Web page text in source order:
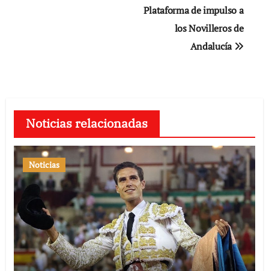
Plataforma de impulso a
los Novilleros de
Andalucía
Noticias relacionadas
Noticias